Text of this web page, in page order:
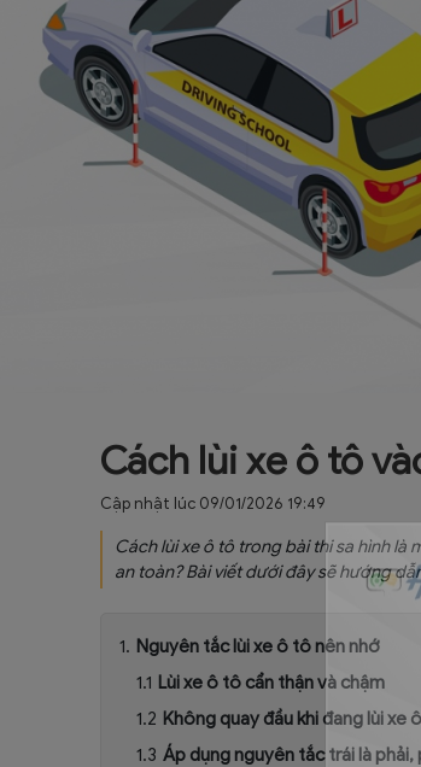
Cách lùi xe ô tô
Cập nhật lúc 09/01/2026 19:49
Cách lùi xe ô tô trong bài thi sa hình là
an toàn? Bài viết dưới đây sẽ hướng
Nguyên tắc lùi xe ô tô nên nhớ
Lùi xe ô tô cẩn thận và chậm
Không quay đầu khi đang lùi xe
Áp dụng nguyên tắc trái là phải,